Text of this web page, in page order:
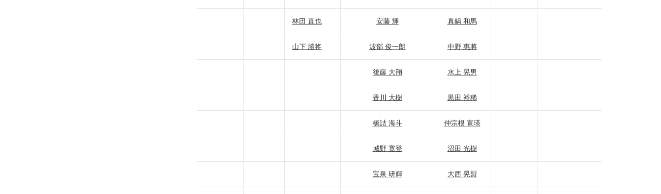
林田 直也 安藤 輝 真鍋 和馬
山下 勝将 波部 俊一朗 中野 惠將
後藤 大翔 水上 晃男
香川 大樹 黒田 裕稀
橋詰 海斗 仲宗根 寛瑛
城野 寛登 沼田 光樹
宝泉 研輝 大西 晃盟